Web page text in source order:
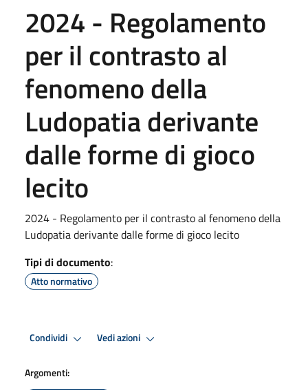
2024 - Regolamento
per il contrasto al
fenomeno della
Ludopatia derivante
dalle forme di gioco
lecito
2024 - Regolamento per il contrasto al fenomeno della
Ludopatia derivante dalle forme di gioco lecito
Tipi di documento:
Atto normativo
Condividi Vedi azioni
Argomenti: